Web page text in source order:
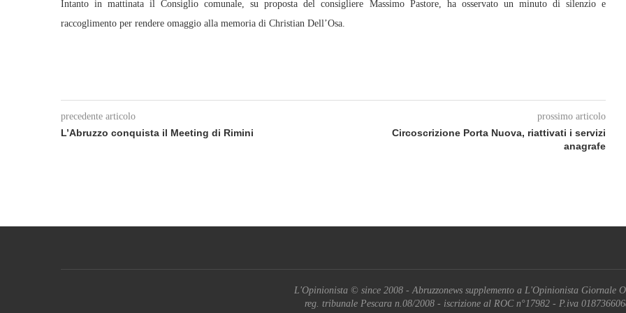
Intanto in mattinata il Consiglio comunale, su proposta del consigliere Massimo Pastore, ha osservato un minuto di silenzio e
raccoglimento per rendere omaggio alla memoria di Christian Dell’Osa.
precedente articolo
L’Abruzzo conquista il Meeting di Rimini
prossimo articolo
Circoscrizione Porta Nuova, riattivati i servizi
anagrafe
L'Opinionista © since 2008 - Abruzzonews supplemento a L'Opinionista Giornale
reg. tribunale Pescara n.08/2008 - iscrizione al ROC n°17982 - P.iva